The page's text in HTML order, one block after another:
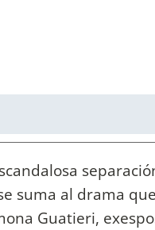
suma al drama
Guatieri,